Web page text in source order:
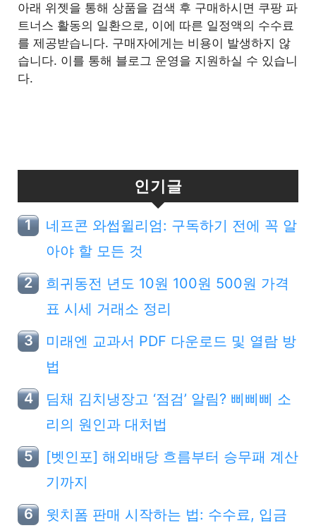
아래 위젯을 통해 상품을 검색 후 구매하시면 쿠팡 파
트너스 활동의 일환으로, 이에 따른 일정액의 수수료
를 제공받습니다. 구매자에게는 비용이 발생하지 않
습니다. 이를 통해 블로그 운영을 지원하실 수 있습니
다.
인기글
네프콘 와썹윌리엄: 구독하기 전에 꼭 알
아야 할 모든 것
희귀동전 년도 10원 100원 500원 가격
표 시세 거래소 정리
미래엔 교과서 PDF 다운로드 및 열람 방
법
딤채 김치냉장고 ‘점검’ 알림? 삐삐삐 소
리의 원인과 대처법
[벳인포] 해외배당 흐름부터 승무패 계산
기까지
윗치폼 판매 시작하는 법: 수수료, 입금